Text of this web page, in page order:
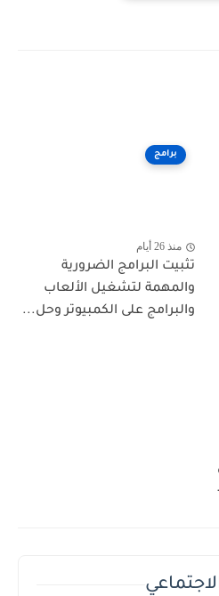
برامج
منذ 26 أيام
تثبيت البرامج الضرورية
والمهمة لتشغيل الألعاب
والبرامج على الكمبيوتر وحل...